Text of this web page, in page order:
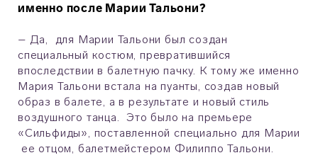
именно после Марии Тальони?
– Да, для Марии Тальони был создан
специальный костюм, превратившийся
впоследствии в балетную пачку. К тому же именно
Мария Тальони встала на пуанты, создав новый
образ в балете, а в результате и новый стиль
воздушного танца. Это было на премьере
«Сильфиды», поставленной специально для Марии
ее отцом, балетмейстером Филиппо Тальони.